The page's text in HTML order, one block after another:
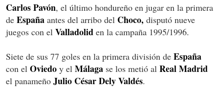
Carlos Pavón, el último hondureño en jugar en la primera
de España antes del arribo del Choco, disputó nueve
juegos con el Valladolid en la campaña 1995/1996.
Siete de sus 77 goles en la primera división de España
con el Oviedo y el Málaga se los metió al Real Madrid
el panameño Julio César Dely Valdés.